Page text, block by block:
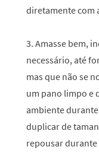
diretamente com
3. Amasse bem,
necessário, até
mas que não se
um pano limpo e
ambiente
duplicar de
repousar durante